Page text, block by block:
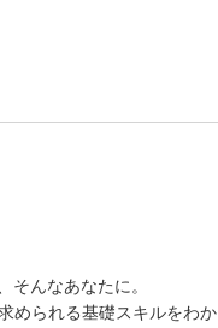
んなあなたに。
められる基礎スキルをわか